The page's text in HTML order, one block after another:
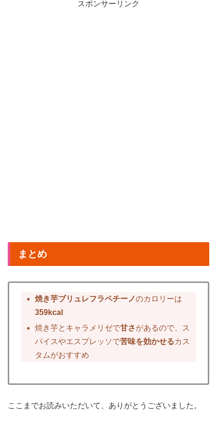
スポンサーリンク
まとめ
焼き芋ブリュレフラペチーノのカロリーは
359kcal
焼き芋とキャラメリゼで甘さがあるので、ス
パイスやエスプレッソで苦味を効かせるカス
タムがおすすめ
ここまでお読みいただいて、ありがとうございました。